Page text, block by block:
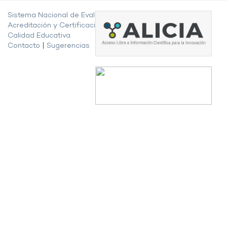
Sistema Nacional de Evaluación,
Acreditación y Certificación de la
Calidad Educativa
Contacto
Sugerencias